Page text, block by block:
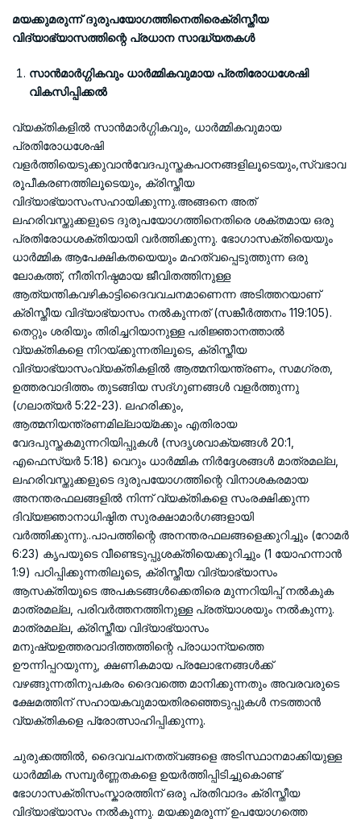
മയക്കുമരുന്ന് ദുരുപയോഗത്തിനെതിരെക്രിസ്തീയ
വിദ്യാഭ്യാസത്തിന്റെ പ്രധാന സാദ്ധ്യതകൾ
സാൻമാർഗ്ഗികവും ധാർമ്മികവുമായ പ്രതിരോധശേഷി
വികസിപ്പിക്കൽ
വ്യക്തികളിൽ സാൻമാർഗ്ഗികവും, ധാർമ്മികവുമായ
പ്രതിരോധശേഷി
വളർത്തിയെടുക്കുവാൻവേദപുസ്തകപഠനങ്ങളിലൂടെയും,സ്വഭാവ
രൂപീകരണത്തിലൂടെയും, ക്രിസ്തീയ
വിദ്യാഭ്യാസംസഹായിക്കുന്നു.അങ്ങനെ അത്
ലഹരിവസ്തുക്കളുടെ ദുരുപയോഗത്തിനെതിരെ ശക്തമായ ഒരു
പ്രതിരോധശക്തിയായി വർത്തിക്കുന്നു. ഭോഗാസക്തിയെയും
ധാർമ്മിക ആപേക്ഷികതയെയും മഹത്വപ്പെടുത്തുന്ന ഒരു
ലോകത്ത്, നീതിനിഷ്ഠമായ ജീവിതത്തിനുള്ള
ആത്യന്തികവഴികാട്ടിദൈവവചനമാണെന്ന അടിത്തറയാണ്
ക്രിസ്തീയ വിദ്യാഭ്യാസം നൽകുന്നത് (സങ്കീർത്തനം 119:105).
തെറ്റും ശരിയും തിരിച്ചറിയാനുള്ള പരിജ്ഞാനത്താൽ
വ്യക്തികളെ നിറയ്ക്കുന്നതിലൂടെ, ക്രിസ്തീയ
വിദ്യാഭ്യാസംവ്യക്തികളിൽ ആത്മനിയന്ത്രണം, സമഗ്രത,
ഉത്തരവാദിത്തം തുടങ്ങിയ സദ്‌ഗുണങ്ങൾ വളർത്തുന്നു
(ഗലാത്യർ 5:22-23). ലഹരിക്കും,
ആത്മനിയന്ത്രണമില്ലായ്മക്കും എതിരായ
വേദപുസ്തകമുന്നറിയിപ്പുകൾ (സദൃശവാക്യങ്ങൾ 20:1,
എഫെസ്യർ 5:18) വെറും ധാർമ്മിക നിർദ്ദേശങ്ങൾ മാത്രമല്ല,
ലഹരിവസ്തുക്കളുടെ ദുരുപയോഗത്തിന്റെ വിനാശകരമായ
അനന്തരഫലങ്ങളിൽ നിന്ന് വ്യക്തികളെ സംരക്ഷിക്കുന്ന
ദിവ്യജ്ഞാനാധിഷ്ഠിത സുരക്ഷാമാർഗങ്ങളായി
വർത്തിക്കുന്നു..പാപത്തിന്റെ അനന്തരഫലങ്ങളെക്കുറിച്ചും (റോമർ
6:23) കൃപയുടെ വീണ്ടെടുപ്പുശക്തിയെക്കുറിച്ചും (1 യോഹന്നാൻ
1:9) പഠിപ്പിക്കുന്നതിലൂടെ, ക്രിസ്തീയ വിദ്യാഭ്യാസം
ആസക്തിയുടെ അപകടങ്ങൾക്കെതിരെ മുന്നറിയിപ്പ് നൽകുക
മാത്രമല്ല, പരിവർത്തനത്തിനുള്ള പ്രത്യാശയും നൽകുന്നു.
മാത്രമല്ല, ക്രിസ്തീയ വിദ്യാഭ്യാസം
മനുഷ്യഉത്തരവാദിത്തത്തിന്റെ പ്രാധാന്യത്തെ
ഊന്നിപ്പറയുന്നു, ക്ഷണികമായ പ്രലോഭനങ്ങൾക്ക്
വഴങ്ങുന്നതിനുപകരം ദൈവത്തെ മാനിക്കുന്നതും അവരവരുടെ
ക്ഷേമത്തിന് സഹായകവുമായതിരഞ്ഞെടുപ്പുകൾ നടത്താൻ
വ്യക്തികളെ പ്രോത്സാഹിപ്പിക്കുന്നു.
ചുരുക്കത്തിൽ, ദൈവവചനതത്വങ്ങളെ അടിസ്ഥാനമാക്കിയുള്ള
ധാർമ്മിക സമ്പൂർണ്ണതകളെ ഉയർത്തിപ്പിടിച്ചുകൊണ്ട്
ഭോഗാസക്തിസംസ്കാരത്തിന് ഒരു പ്രതിവാദം ക്രിസ്തീയ
വിദ്യാഭ്യാസം നൽകുന്നു. മയക്കുമരുന്ന് ഉപയോഗത്തെ